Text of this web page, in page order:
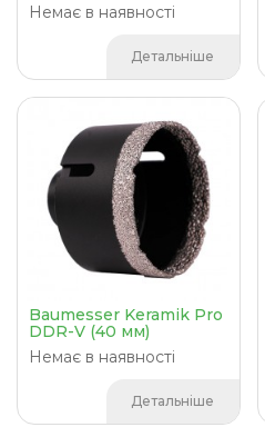
Немає в наявності
Детальніше
Baumesser Keramik Pro
DDR-V (40 мм)
Немає в наявності
Детальніше